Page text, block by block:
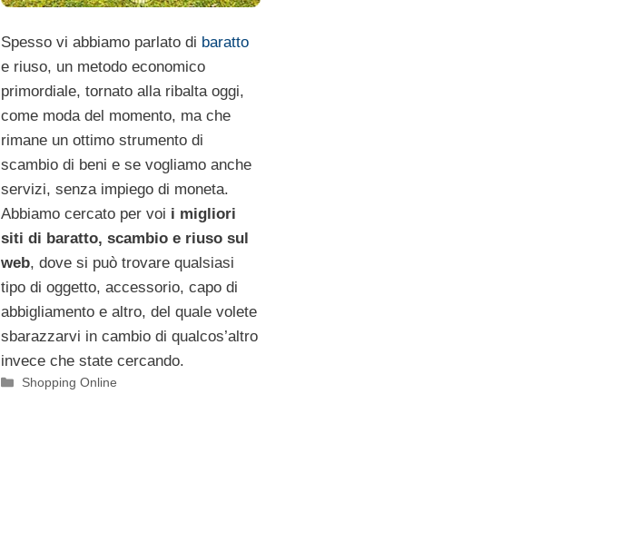
Spesso vi abbiamo parlato di baratto
e riuso, un metodo economico
primordiale, tornato alla ribalta oggi,
come moda del momento, ma che
rimane un ottimo strumento di
scambio di beni e se vogliamo anche
servizi, senza impiego di moneta.
Abbiamo cercato per voi i migliori
siti di baratto, scambio e riuso sul
web, dove si può trovare qualsiasi
tipo di oggetto, accessorio, capo di
abbigliamento e altro, del quale volete
sbarazzarvi in cambio di qualcos’altro
invece che state cercando.
Categorie
Shopping Online